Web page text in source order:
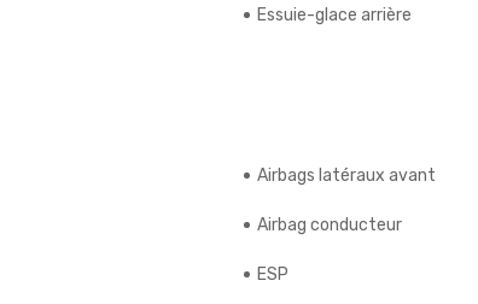
Essuie-glace arrière
Airbags latéraux avant
Airbag conducteur
ESP